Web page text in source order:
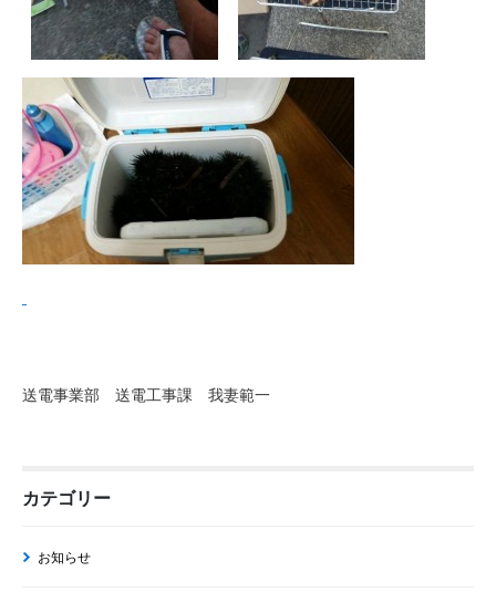
送電事業部 送電工事課 我妻範一
カテゴリー
お知らせ